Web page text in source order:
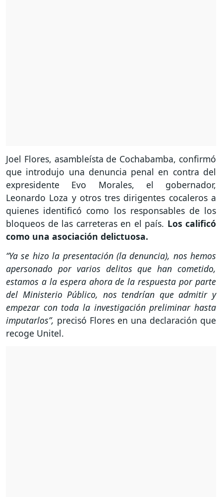
Joel Flores, asambleísta de Cochabamba, confirmó
que introdujo una denuncia penal en contra del
expresidente Evo Morales, el gobernador,
Leonardo Loza y otros tres dirigentes cocaleros a
quienes identificó como los responsables de los
bloqueos de las carreteras en el país. Los calificó
como una asociación delictuosa.
“Ya se hizo la presentación (la denuncia), nos hemos
apersonado por varios delitos que han cometido,
estamos a la espera ahora de la respuesta por parte
del Ministerio Público, nos tendrían que admitir y
empezar con toda la investigación preliminar hasta
imputarlos”, precisó Flores en una declaración que
recoge Unitel.